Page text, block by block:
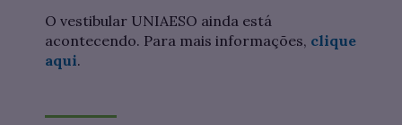
O vestibular UNIAESO ainda está
acontecendo. Para mais informações, clique
aqui.